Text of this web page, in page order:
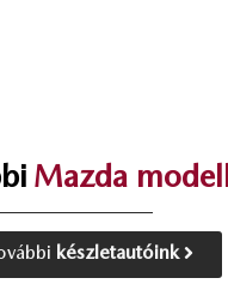
Mazda
készletautóink